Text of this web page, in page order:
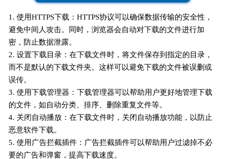
1. 使用HTTPS下载：HTTPS协议可以确保数据传输的安全性，
避免中间人攻击。同时，浏览器会自动对下载的文件进行加
密，防止数据泄露。
2. 设置下载目录：在下载文件时，将文件保存到指定的目录，
而不是默认的下载文件夹。这样可以避免下载的文件被误删或
误传。
3. 使用下载管理器：下载管理器可以帮助用户更好地管理下载
的文件，如自动分类、排序、删除重复文件等。
4. 关闭自动播放：在下载文件时，关闭自动播放功能，以防止
恶意软件下载。
5. 使用广告拦截插件：广告拦截插件可以帮助用户过滤掉不必
要的广告和弹窗，提高下载速度。